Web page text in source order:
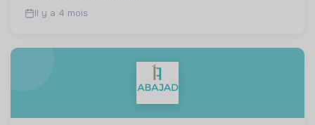
Il y a 4 mois